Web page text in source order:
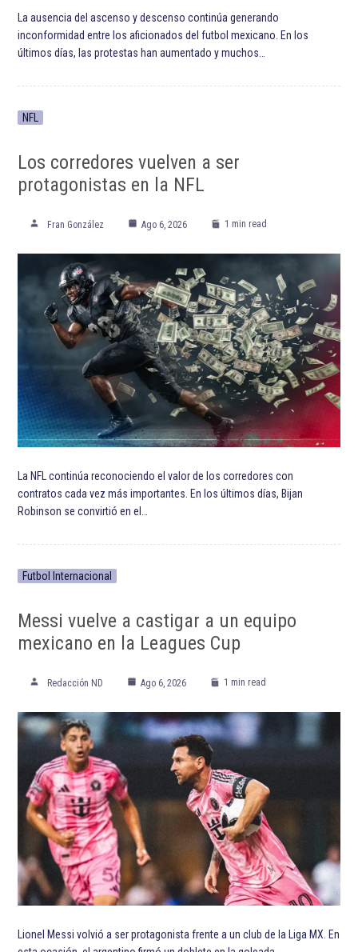
La ausencia del ascenso y descenso continúa generando
inconformidad entre los aficionados del futbol mexicano. En los
últimos días, las protestas han aumentado y muchos…
NFL
Los corredores vuelven a ser
protagonistas en la NFL
Fran González Ago 6, 2026 1 min read
La NFL continúa reconociendo el valor de los corredores con
contratos cada vez más importantes. En los últimos días, Bijan
Robinson se convirtió en el…
Futbol Internacional
Messi vuelve a castigar a un equipo
mexicano en la Leagues Cup
Redacción ND Ago 6, 2026 1 min read
Lionel Messi volvió a ser protagonista frente a un club de la Liga MX. En